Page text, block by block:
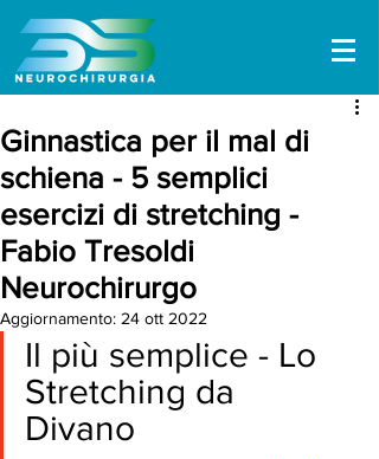
Ginnastica per il mal di
schiena - 5 semplici
esercizi di stretching -
Fabio Tresoldi
Neurochirurgo
Aggiornamento: 24 ott 2022
Il più semplice - Lo
Stretching da
Divano